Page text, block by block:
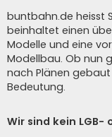
buntbahn.de heisst
beinhaltet einen
Modelle und eine
Modellbau. Ob nun
nach Plänen
Bedeutung.
Wir sind kein